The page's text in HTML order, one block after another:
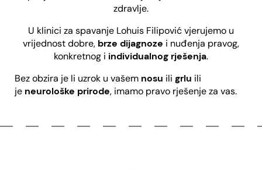
zdravlje.
U klinici za spavanje Lohuis Filipović vjerujemo u
vrijednost dobre, brze dijagnoze i nuđenja pravog,
konkretnog i individualnog rješenja.
Bez obzira je li uzrok u vašem nosu ili grlu ili
je neurološke prirode, imamo pravo rješenje za vas.